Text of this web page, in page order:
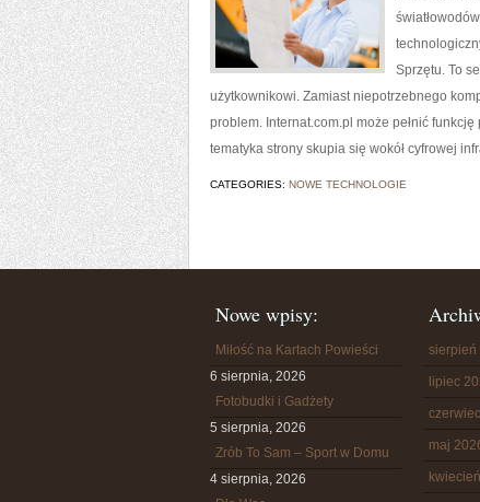
Sprzętu. To
użytkownikowi. Zamiast niepotrzebnego
problem. Internat.com.pl może pełnić
tematyka strony skupia się wokół cyfrowej
CATEGORIES: NOWE TECHNOLOGIE
Nowe wpisy:
Miłość na Kartach Powieści
6 sierpnia, 2026
Fotobudki i Gadżety
5 sierpnia, 2026
Zrób To Sam – Sport w Domu
4 sierpnia, 2026
sierpień
lipiec
maj